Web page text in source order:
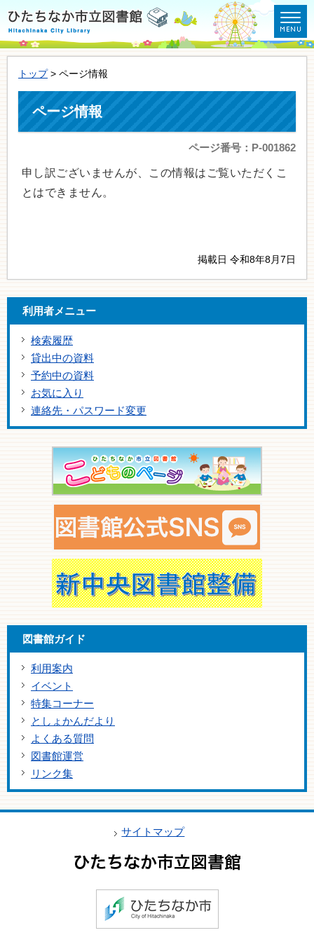
トップ> ページ情報
ページ情報
ページ番号：P-001862
申し訳ございませんが、この情報はご覧いただくこ
とはできません。
掲載日 令和8年8月7日
利用者メニュー
検索履歴
貸出中の資料
予約中の資料
お気に入り
連絡先・パスワード変更
図書館ガイド
利用案内
イベント
特集コーナー
としょかんだより
よくある質問
図書館運営
リンク集
サイトマップ